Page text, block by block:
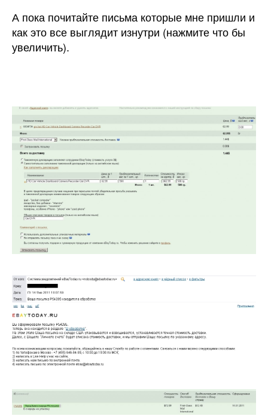
А пока почитайте письма которые мне пришли и
как это все выглядит изнутри (нажмите что бы
увеличить).